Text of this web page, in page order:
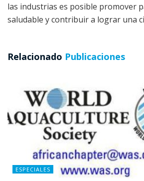
las industrias es posible promover
saludable y contribuir a lograr una
Relacionado Publicaciones
ESPECIALES